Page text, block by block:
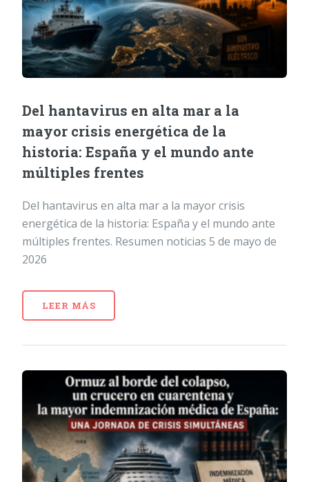
Del hantavirus en alta mar a la
mayor crisis energética de la
historia: España y el mundo ante
múltiples frentes
Del hantavirus en alta mar a la mayor crisis
energética de la historia: España y el mundo ante
múltiples frentes. Resumen noticias 5 de mayo de
2026
LEER MÁS